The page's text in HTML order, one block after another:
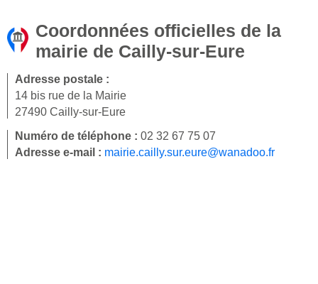
Coordonnées officielles de la
mairie de Cailly-sur-Eure
Adresse postale :
14 bis rue de la Mairie
27490 Cailly-sur-Eure
Numéro de téléphone : 02 32 67 75 07
Adresse e-mail : mairie.cailly.sur.eure@wanadoo.fr